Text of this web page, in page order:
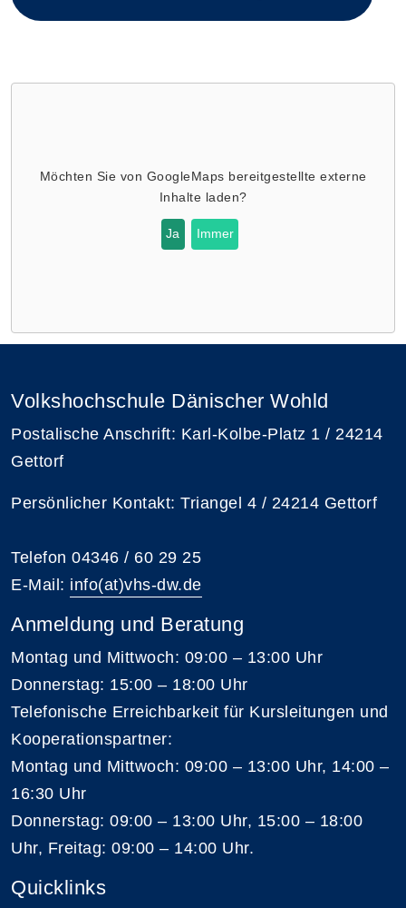
Möchten Sie von GoogleMaps bereitgestellte externe
Inhalte laden?
Ja Immer
Volkshochschule Dänischer Wohld
Postalische Anschrift: Karl-Kolbe-Platz 1 / 24214
Gettorf
Persönlicher Kontakt: Triangel 4 / 24214 Gettorf
Telefon 04346 / 60 29 25
E-Mail: info(at)vhs-dw.de
Anmeldung und Beratung
Montag und Mittwoch: 09:00 – 13:00 Uhr
Donnerstag: 15:00 – 18:00 Uhr
Telefonische Erreichbarkeit für Kursleitungen und
Kooperationspartner:
Montag und Mittwoch: 09:00 – 13:00 Uhr, 14:00 –
16:30 Uhr
Donnerstag: 09:00 – 13:00 Uhr, 15:00 – 18:00
Uhr, Freitag: 09:00 – 14:00 Uhr.
Quicklinks